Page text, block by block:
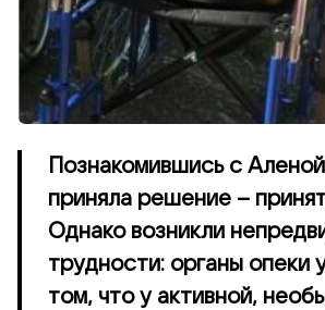
Познакомившись с
приняла решение –
Однако возникли
трудности: органы опеки
том, что у активной,